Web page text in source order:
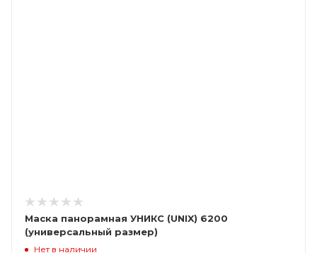
Маска панорамная УНИКС (UNIX) 6200
(универсальный размер)
Нет в наличии